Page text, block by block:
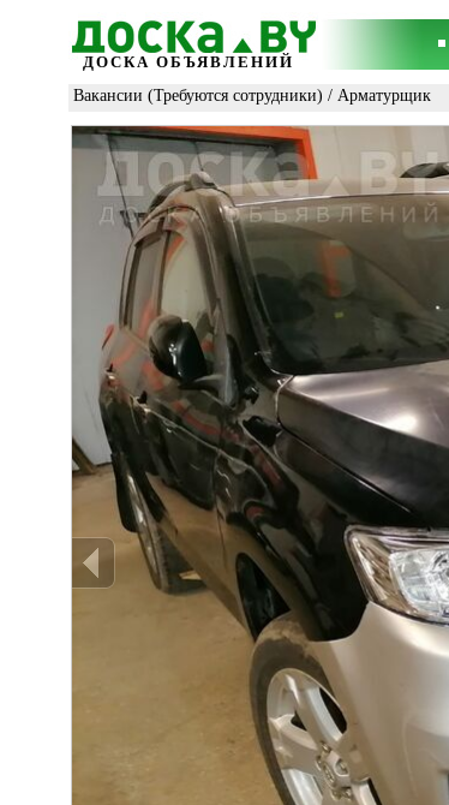
ДОСКА ОБЪЯВЛЕНИЙ
Вакансии (Требуются сотрудники) / Арматурщик